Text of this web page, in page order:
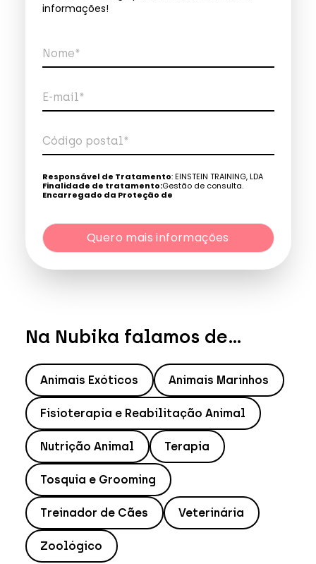
informações!
Nome*
E-mail*
Telefone*
Código postal*
Responsável de Tratamento: EINSTEIN TRAINING, LDA
Finalidade de tratamento:Gestão de consulta.
Encarregado da Proteção de
por obrigação legal. / Direitos: aceder, retificar e excluir os
dados, bem como outros direitos, conforme o explicito na
Política de Privacidade.
Quero mais informações
Na Nubika falamos de...
Animais Exóticos Animais Marinhos
Fisioterapia e Reabilitação Animal
Nutrição Animal Terapia
Tosquia e Grooming
Treinador de Cães Veterinária
Zoológico